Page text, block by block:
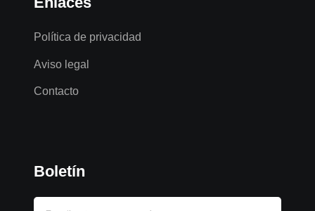
Política de privacidad
Aviso legal
Contacto
Boletín